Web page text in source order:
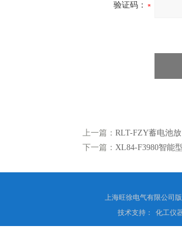
验证码：
上一篇： RLT-FZY蓄电池
下一篇： XL84-F3980智能
上海旺徐电气有限公司
技术支持：
化工仪